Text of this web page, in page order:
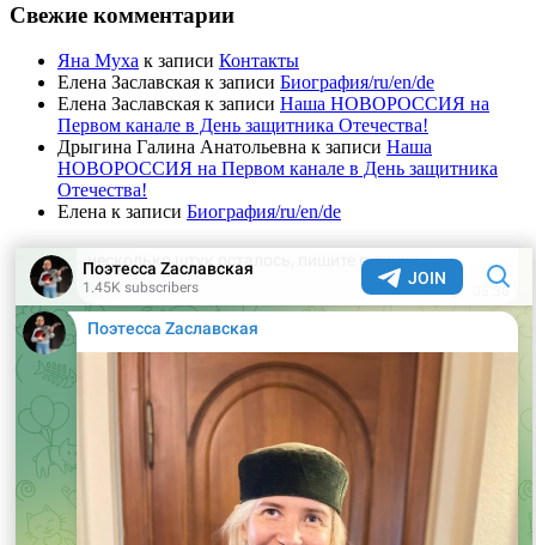
Свежие комментарии
Яна Муха к записи Контакты
Елена Заславская к записи Биография/ru/en/de
Елена Заславская к записи Наша НОВОРОССИЯ на
Первом канале в День защитника Отечества!
Дрыгина Галина Анатольевна к записи Наша
НОВОРОССИЯ на Первом канале в День защитника
Отечества!
Елена к записи Биография/ru/en/de